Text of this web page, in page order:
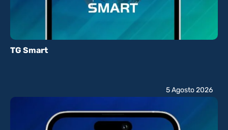
TG Smart
5 Agosto 2026